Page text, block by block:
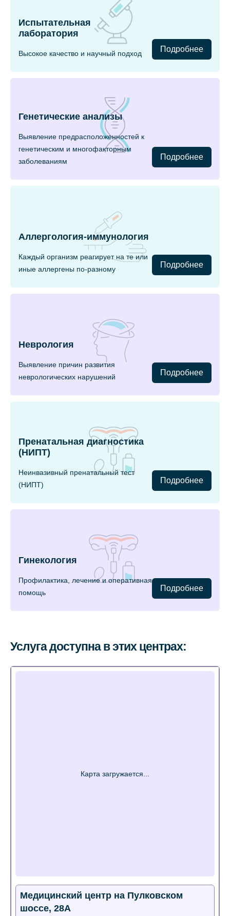
Испытательная
лаборатория
Высокое качество и научный подход Подробнее
Генетические анализы
Выявление предрасположенностей к
генетическим и многофакторным
заболеваниям
Подробнее
Аллергология-иммунология
Каждый организм реагирует на те или
иные аллергены по-разному
Подробнее
Неврология
Выявление причин развития
неврологических нарушений
Подробнее
Пренатальная диагностика
(НИПТ)
Неинвазивный пренатальный тест
(НИПТ)
Подробнее
Гинекология
Профилактика, лечение и оперативная
помощь
Подробнее
Услуга доступна в этих центрах:
Медицинский центр на Пулковском
шоссе, 28А